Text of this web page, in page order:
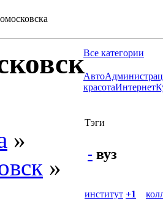
»
»
Все категории
Авто
красотаИнтернет
Тэги
- вуз
институт +1